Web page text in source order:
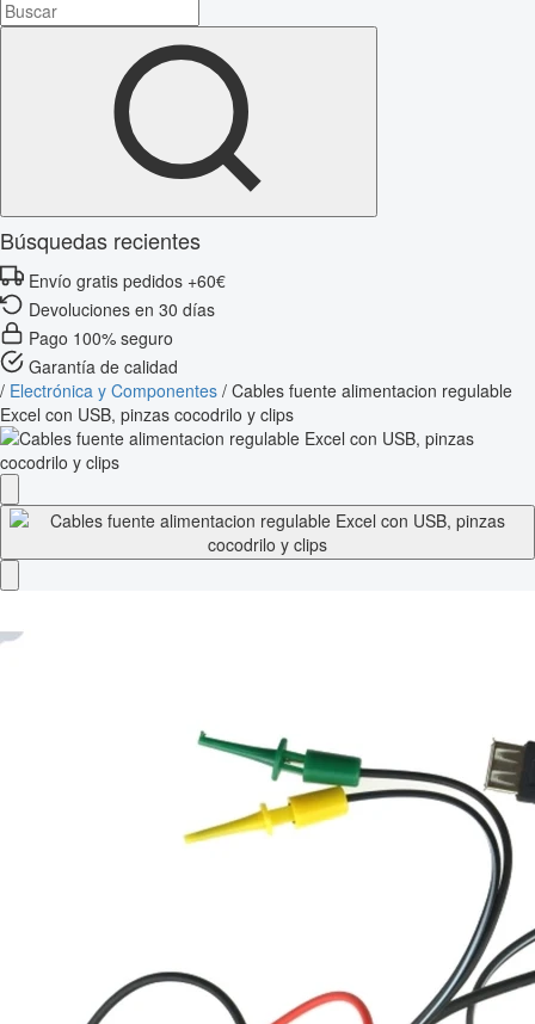
Búsquedas recientes
Envío gratis pedidos +60€
Devoluciones en 30 días
Pago 100% seguro
Garantía de calidad
/ Electrónica y Componentes / Cables fuente alimentacion regulable
Excel con USB, pinzas cocodrilo y clips